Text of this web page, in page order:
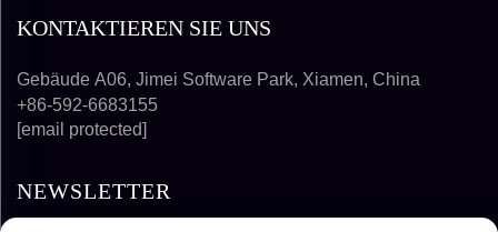
KONTAKTIEREN SIE UNS
Gebäude A06, Jimei Software Park, Xiamen, China
+86-592-6683155
[email protected]
NEWSLETTER